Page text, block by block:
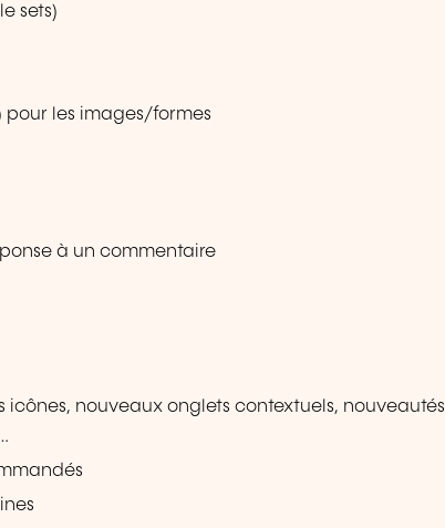
sets)
pour les images/formes
à un commentaire
nouveaux onglets contextuels, nouveautés